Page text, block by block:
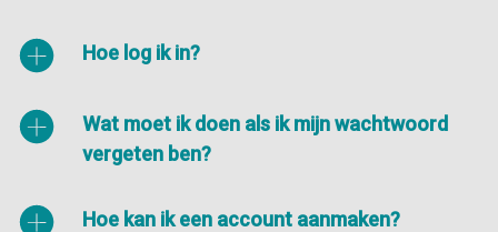
Hoe log ik in?
Wat moet ik doen als ik mijn wachtwoord
vergeten ben?
Hoe kan ik een account aanmaken?